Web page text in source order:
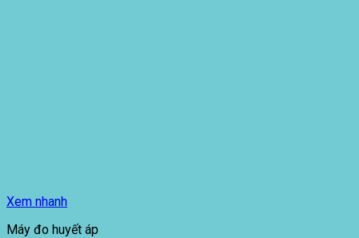
Xem nhanh
Máy đo huyết áp